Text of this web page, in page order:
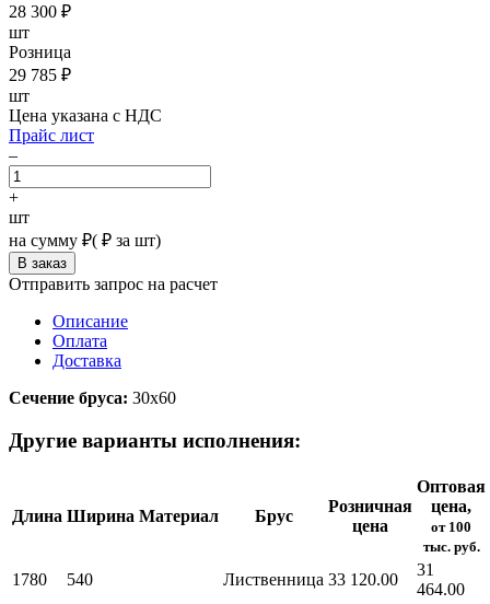
28 300 ₽
шт
Розница
29 785 ₽
шт
Цена указана с НДС
Прайс лист
–
+
шт
на сумму ₽( ₽ за шт)
Отправить запрос на расчет
Описание
Оплата
Доставка
Сечение бруса: 30х60
Другие варианты исполнения:
Длина Ширина Материал Брус
Розничная
цена
Оптовая
цена,
от 100
тыс. руб.
1780 540 Лиственница 33 120.00
31
464.00